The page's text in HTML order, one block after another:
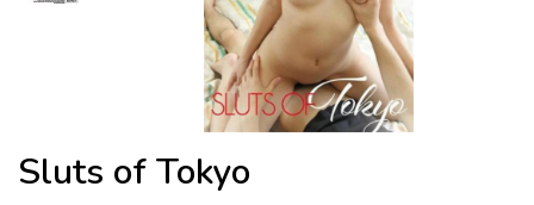
Sluts of Tokyo